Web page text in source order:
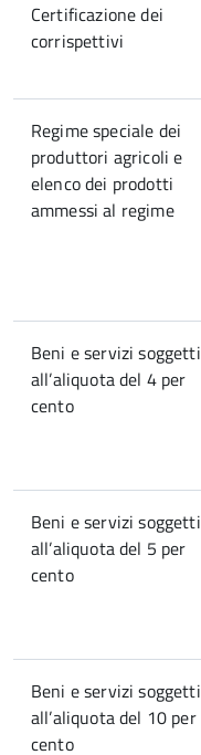
Certificazione dei
corrispettivi
Regime speciale dei
produttori agricoli e
elenco dei prodotti
ammessi al regime
Beni e servizi soggetti
all’aliquota del 4 per
cento
Beni e servizi soggetti
all’aliquota del 5 per
cento
Beni e servizi soggetti
all’aliquota del 10 per
cento